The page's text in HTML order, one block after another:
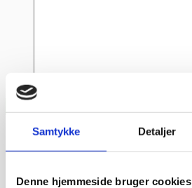
Samtykke Detaljer
Denne hjemmeside bruger cookies